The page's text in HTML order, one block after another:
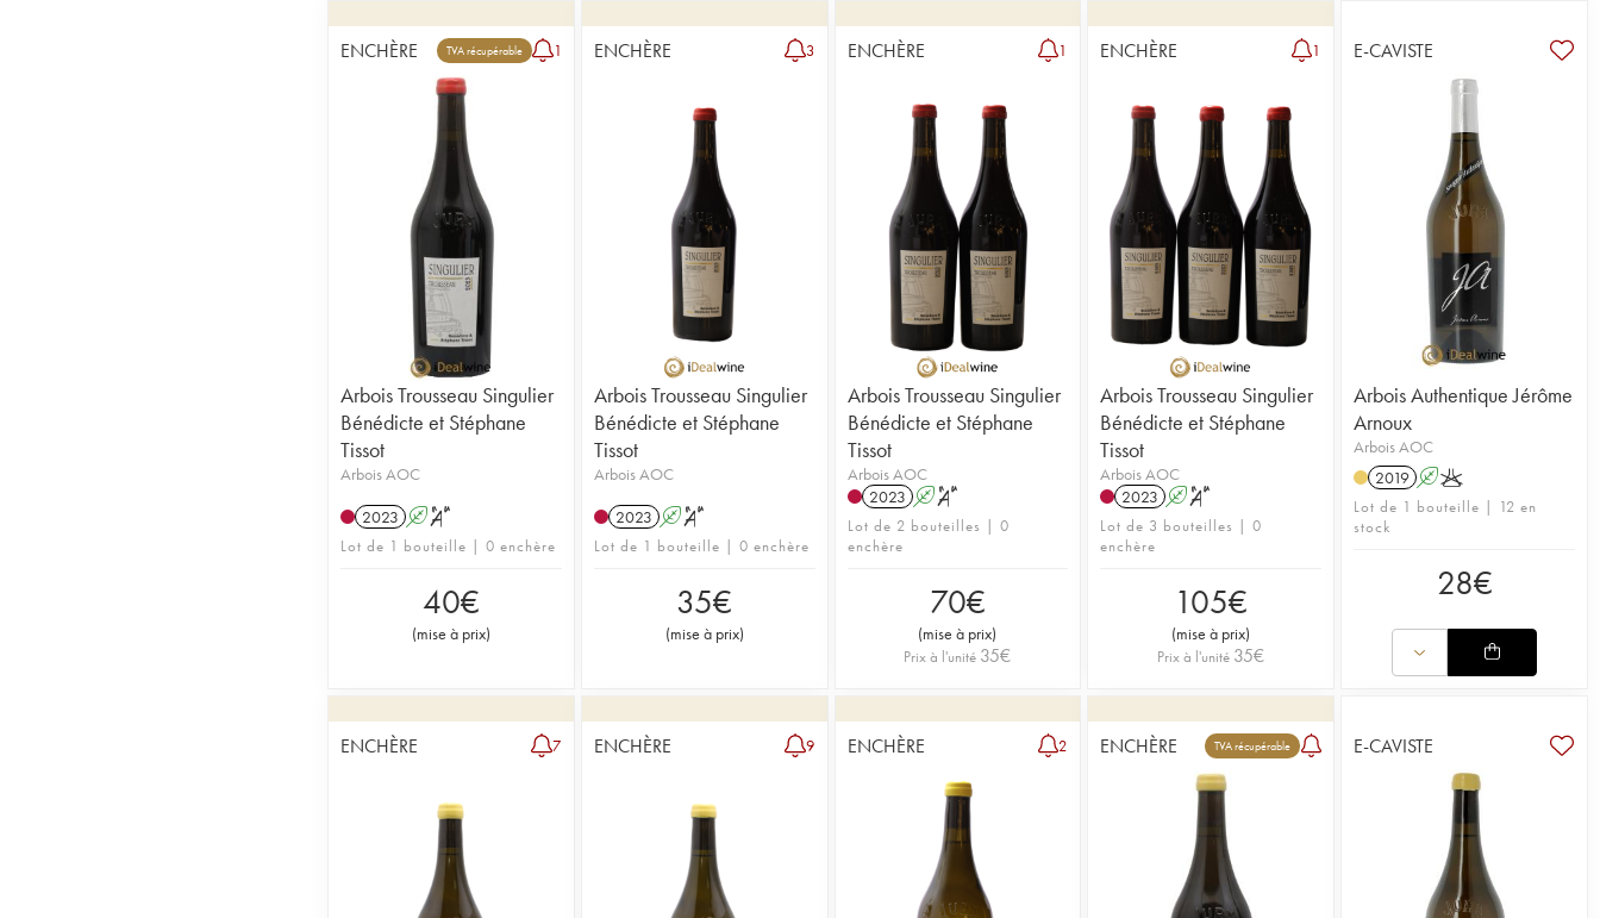
ENCHÈRE TVA récupérable 1
Arbois Trousseau Singulier
Bénédicte et Stéphane
Tissot
Arbois AOC
2023 A S
Lot de 1 bouteille | 0 enchère
40€
(mise à prix)
ENCHÈRE 3
Arbois Trousseau Singulier
Bénédicte et Stéphane
Tissot
Arbois AOC
2023 A S
Lot de 1 bouteille | 0 enchère
35€
(mise à prix)
ENCHÈRE 1
Arbois Trousseau Singulier
Bénédicte et Stéphane
Tissot
Arbois AOC
2023 A S
Lot de 2 bouteilles | 0
enchère
70€
(mise à prix)
Prix à l'unité 35€
ENCHÈRE 1
Arbois Trousseau Singulier
Bénédicte et Stéphane
Tissot
Arbois AOC
2023 A S
Lot de 3 bouteilles | 0
enchère
105€
(mise à prix)
Prix à l'unité 35€
E-CAVISTE
Arbois Authentique Jérôme
Arnoux
Arbois AOC
2019 AK
Lot de 1 bouteille | 12 en
stock
28€
ENCHÈRE 7 ENCHÈRE 9 ENCHÈRE 2 ENCHÈRE TVA récupérable E-CAVISTE